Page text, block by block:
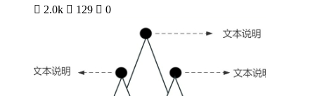
 2.0k  129  0